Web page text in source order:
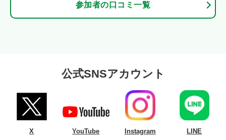
参加者の口コミ一覧
公式SNSアカウント
X YouTube Instagram LINE